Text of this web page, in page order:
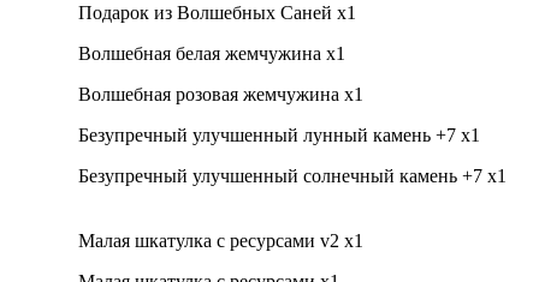
Подарок из Волшебных Саней x1
Волшебная белая жемчужина x1
Волшебная розовая жемчужина x1
Безупречный улучшенный лунный камень +7 x1
Безупречный улучшенный солнечный камень +7 x1
Малая шкатулка с ресурсами v2 x1